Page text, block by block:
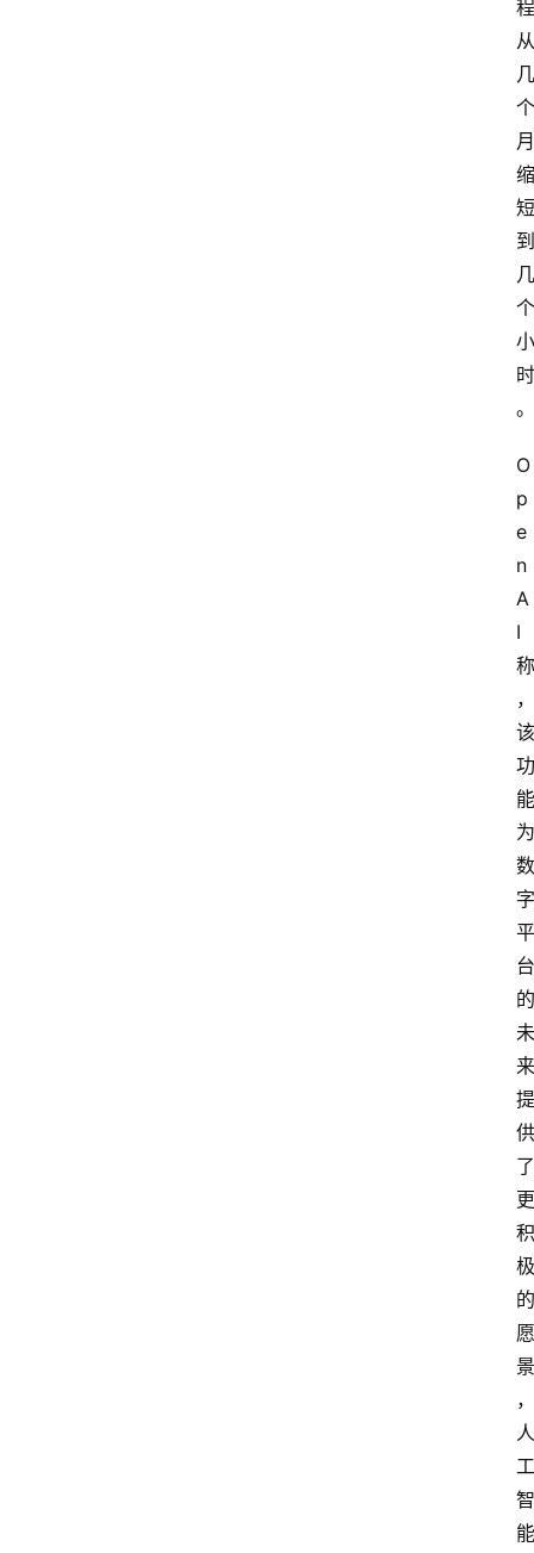
程
从
几
个
月
缩
短
到
几
个
小
时
。
O
p
e
n
A
I
称
，
该
功
能
为
数
字
平
台
的
未
来
提
供
了
更
积
极
的
愿
景
，
人
工
智
能